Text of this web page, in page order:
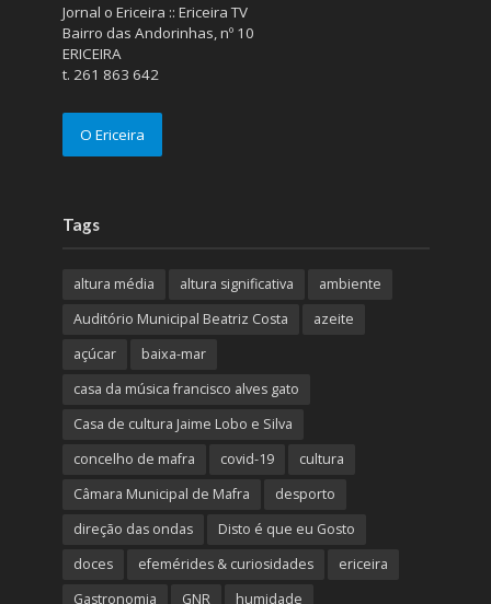
Jornal o Ericeira :: Ericeira TV
Bairro das Andorinhas, nº 10
ERICEIRA
t. 261 863 642
O Ericeira
Tags
altura média altura significativa
ambiente
Auditório Municipal Beatriz Costa
azeite
açúcar
baixa-mar
casa da música francisco alves gato
Casa de cultura Jaime Lobo e Silva
concelho de mafra
covid-19
cultura
Câmara Municipal de Mafra
desporto
direção das ondas
Disto é que eu Gosto
doces
efemérides & curiosidades
ericeira
Gastronomia
GNR humidade